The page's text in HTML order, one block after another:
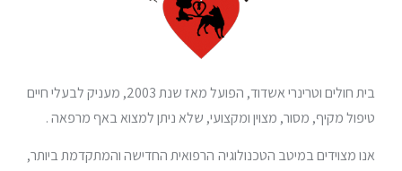
בית חולים וטרינרי אשדוד, הפועל מאז שנת 2003, מעניק לבעלי חיים
טיפול מקיף, מסור, מצוין ומקצועי, שלא ניתן למצוא באף מרפאה .
אנו מצוידים במיטב הטכנולוגיה הרפואית החדישה והמתקדמת ביותר,